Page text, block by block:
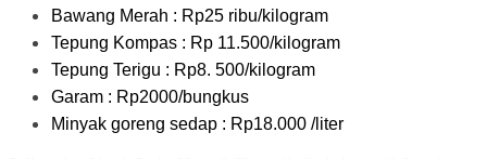
Bawang Merah : Rp25 ribu/kilogram
Tepung Kompas : Rp 11.500/kilogram
Tepung Terigu : Rp8. 500/kilogram
Garam : Rp2000/bungkus
Minyak goreng sedap : Rp18.000 /liter